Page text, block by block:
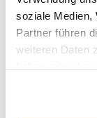
soziale Medien,
Partner führen
weiteren Daten
- ohne Zusatz von
- Monoprotein - nur